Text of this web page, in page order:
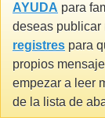
AYUDA para
deseas publicar
registres para
propios
empezar a leer
de la lista de